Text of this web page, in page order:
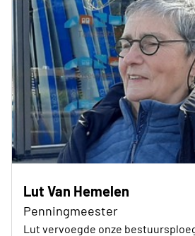
Lut Van Hemelen
Penningmeester
Lut vervoegde onze